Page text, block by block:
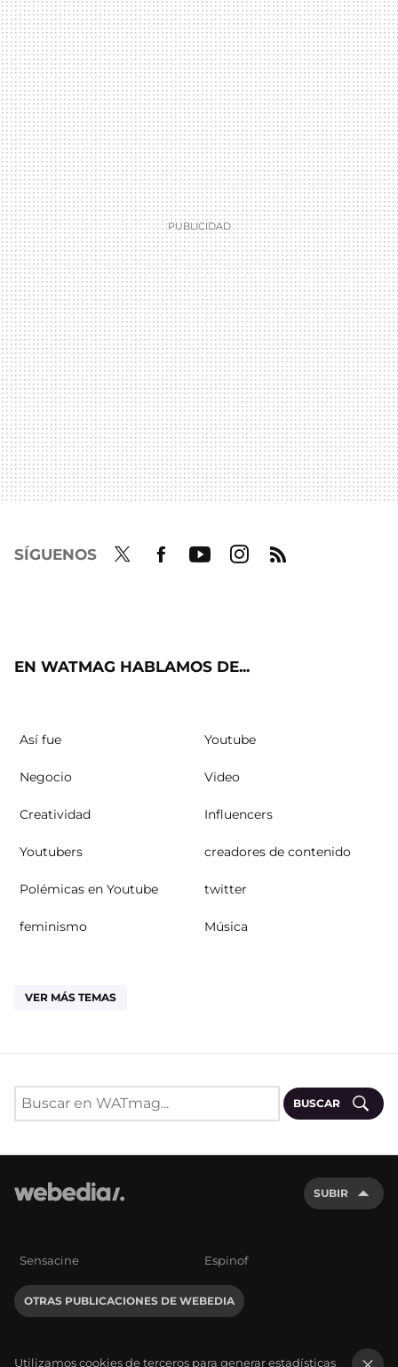
SÍGUENOS
EN WATMAG HABLAMOS DE...
Así fue Youtube
Negocio Video
Creatividad Influencers
Youtubers creadores de contenido
Polémicas en Youtube twitter
feminismo Música
VER MÁS TEMAS
BUSCAR
SUBIR
Sensacine Espinof
OTRAS PUBLICACIONES DE WEBEDIA
Utilizamos cookies de terceros para generar estadísticas